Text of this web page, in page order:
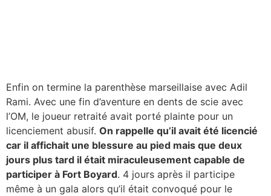
Enfin on termine la parenthèse marseillaise avec Adil
Rami. Avec une fin d’aventure en dents de scie avec
l’OM, le joueur retraité avait porté plainte pour un
licenciement abusif. On rappelle qu’il avait été licencié
car il affichait une blessure au pied mais que deux
jours plus tard il était miraculeusement capable de
participer à Fort Boyard. 4 jours après il participe
même à un gala alors qu’il était convoqué pour le